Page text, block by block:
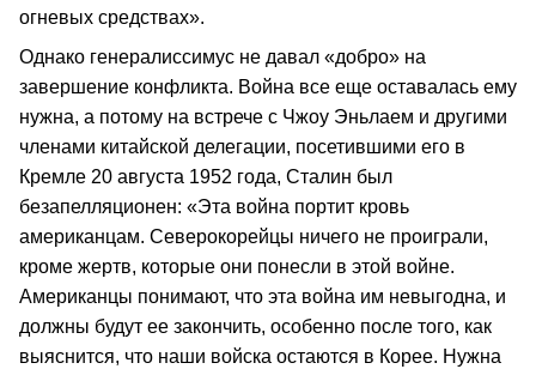
огневых средствах».
Однако генералиссимус не давал «добро» на
завершение конфликта. Война все еще оставалась ему
нужна, а потому на встрече с Чжоу Эньлаем и другими
членами китайской делегации, посетившими его в
Кремле 20 августа 1952 года, Сталин был
безапелляционен: «Эта война портит кровь
американцам. Северокорейцы ничего не проиграли,
кроме жертв, которые они понесли в этой войне.
Американцы понимают, что эта война им невыгодна, и
должны будут ее закончить, особенно после того, как
выяснится, что наши войска остаются в Корее. Нужна